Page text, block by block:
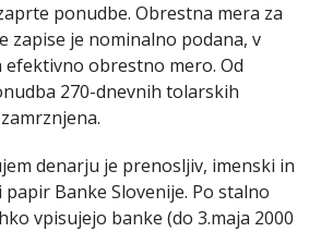
ponudbe. Obrestna mera za
zapise je nominalno podana, v
efektivno obrestno mero. Od
270-dnevnih tolarskih
denarju je prenosljiv, imenski in
Banke Slovenije. Po stalno
vpisujejo banke (do 3.maja 2000